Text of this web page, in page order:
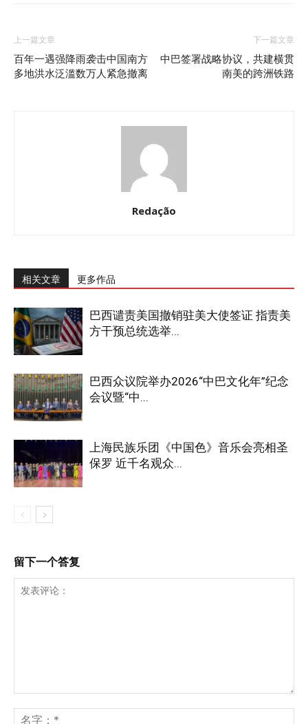
上一篇文章
百年一遇强降雨袭击中国南方
多地洪水泛滥数万人紧急撤离
下一篇文章
中巴签署战略协议，共建横贯
南美的跨洲铁路
Redação
相关文章 更多作品
巴西谴责美国撤销驻美大使签证 指责美
方干预总统选举...
巴西众议院举办2026“中巴文化年”纪念
会议暨“中...
上海民族乐团《中国色》音乐会亮相圣
保罗 近千名观众...
留下一个答复